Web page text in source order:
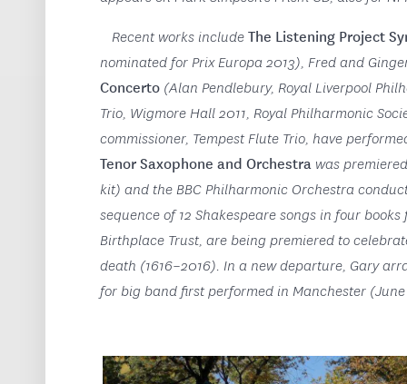
Recent works includeThe Listening Project
nominated for Prix Europa 2013), Fred and
Concerto (Alan Pendlebury, Royal Liverpool
Trio, Wigmore Hall 2011, Royal Philharmonic
commissioner, Tempest Flute Trio, have
Tenor Saxophone and Orchestra was
kit) and the BBC Philharmonic Orchestra
sequence of 12 Shakespeare songs in four
Birthplace Trust, are being premiered to
death (1616–2016). In a new departure, Gary
for big band first performed in Manchester